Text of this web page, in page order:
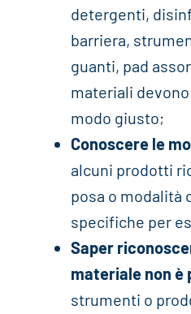
detergenti,
barriera,
guanti, pad
materiali
modo giusto;
Conoscere le
alcuni prodotti
posa o modalità
specifiche per
Saper
materiale non è
strumenti o